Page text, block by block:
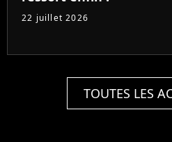
22 juillet 2026
TOUTES LES